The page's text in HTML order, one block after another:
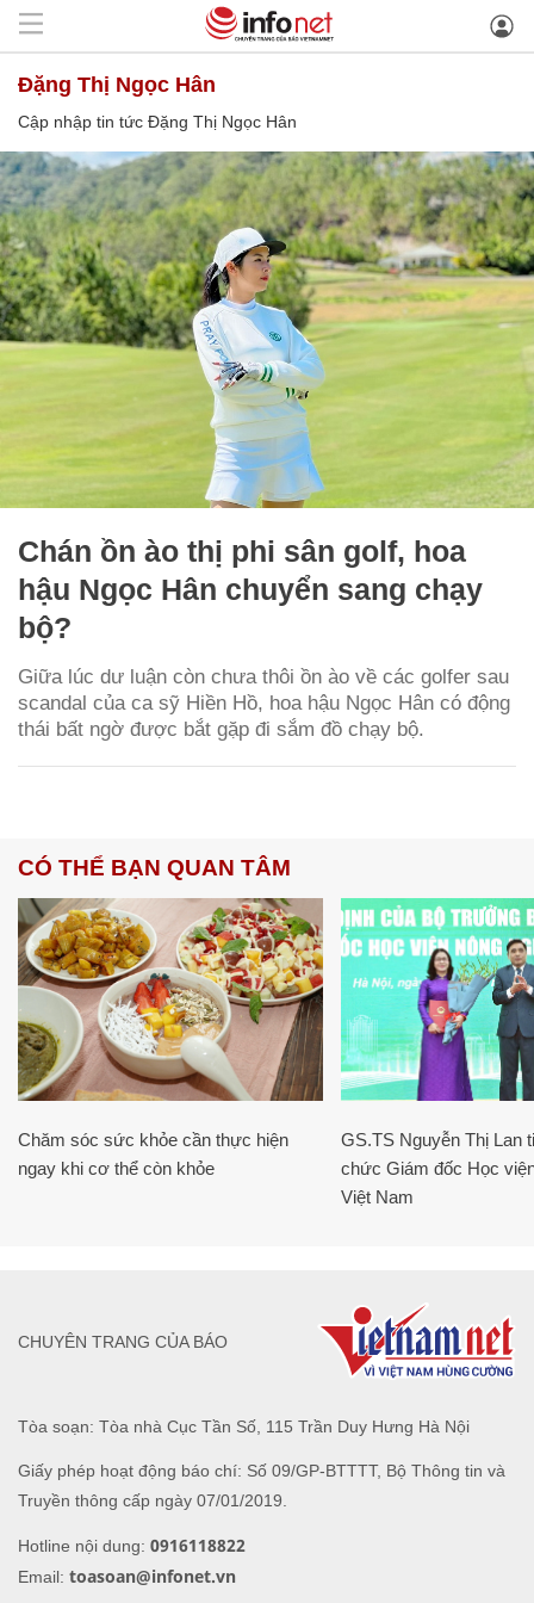
Đặng Thị Ngọc Hân
Cập nhập tin tức Đặng Thị Ngọc Hân
Chán ồn ào thị phi sân golf, hoa
hậu Ngọc Hân chuyển sang chạy
bộ?
Giữa lúc dư luận còn chưa thôi ồn ào về các golfer sau
scandal của ca sỹ Hiền Hồ, hoa hậu Ngọc Hân có động
thái bất ngờ được bắt gặp đi sắm đồ chạy bộ.
CÓ THỂ BẠN QUAN TÂM
Chăm sóc sức khỏe cần thực hiện
ngay khi cơ thể còn khỏe
GS.TS Nguyễn Thị Lan
chức Giám đốc Học
Việt Nam
Tòa soạn: Tòa nhà Cục Tần Số, 115 Trần Duy Hưng Hà Nội
Giấy phép hoạt động báo chí: Số 09/GP-BTTTT, Bộ Thông tin và
Truyền thông cấp ngày 07/01/2019.
Hotline nội dung: 0916118822
Email: toasoan@infonet.vn
CHUYÊN TRANG CỦA BÁO